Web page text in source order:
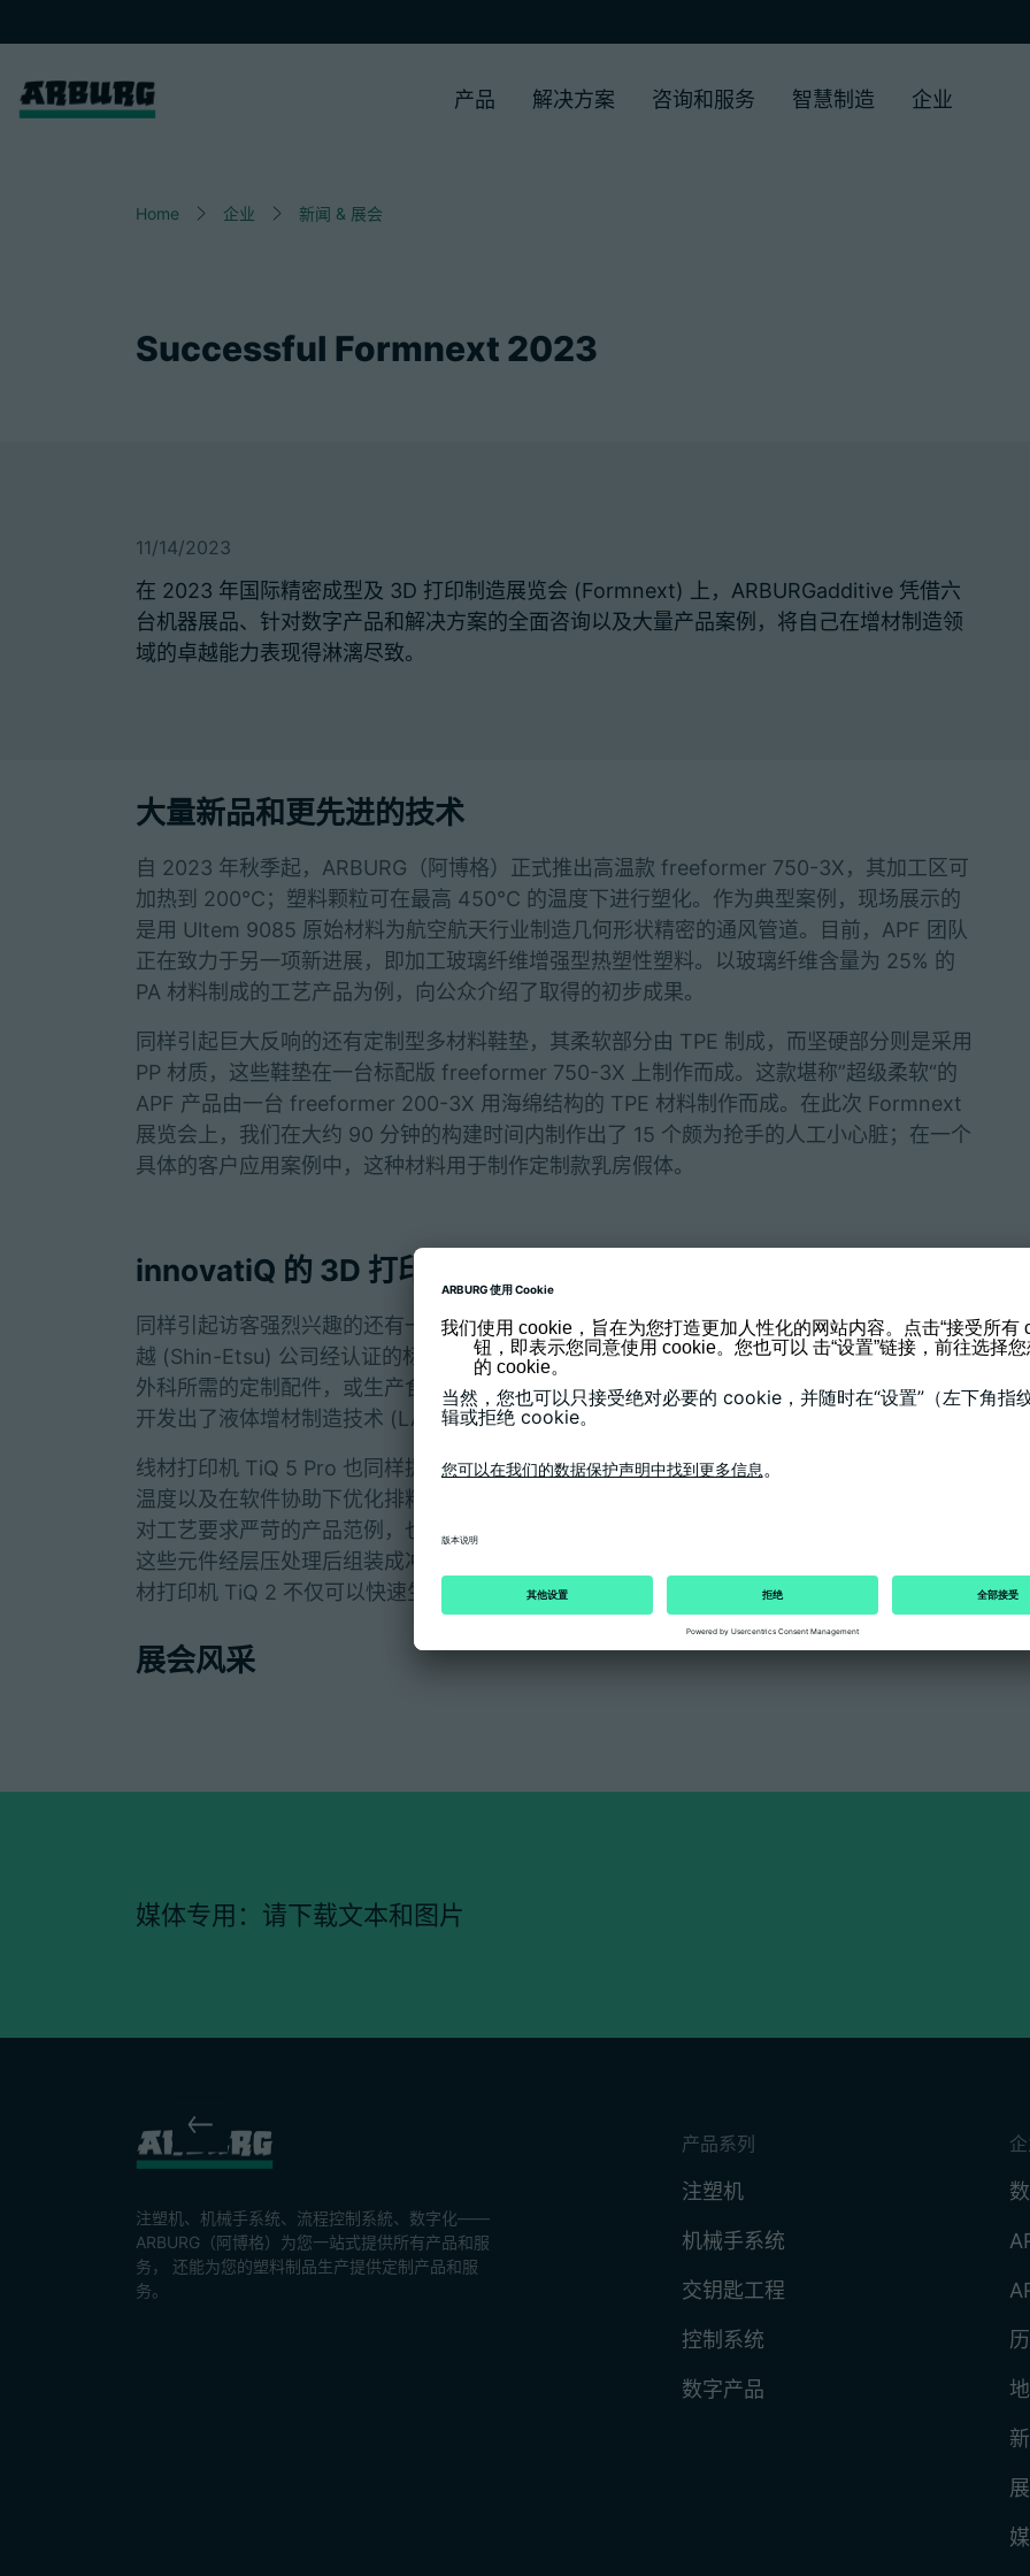
产品 解决方案 咨询和服务 智慧制造 企业
Home 企业 新闻 & 展会
Successful Formnext 2023
11/14/2023
在 2023 年国际精密成型及 3D 打印制造展览会 (Formnext) 上，ARBURGadditive 凭借六
台机器展品、针对数字产品和解决方案的全面咨询以及大量产品案例，将自己在增材制造领
域的卓越能力表现得淋漓尽致。
大量新品和更先进的技术
自 2023 年秋季起，ARBURG（阿博格）正式推出高温款 freeformer 750-3X，其加工区可
加热到 200℃；塑料颗粒可在最高 450℃ 的温度下进行塑化。作为典型案例，现场展示的
是用 Ultem 9085 原始材料为航空航天行业制造几何形状精密的通风管道。目前，APF 团队
正在致力于另一项新进展，即加工玻璃纤维增强型热塑性塑料。以玻璃纤维含量为 25% 的
PA 材料制成的工艺产品为例，向公众介绍了取得的初步成果。
同样引起巨大反响的还有定制型多材料鞋垫，其柔软部分由 TPE 制成，而坚硬部分则是采用
PP 材质，这些鞋垫在一台标配版 freeformer 750-3X 上制作而成。这款堪称”超级柔软“的
APF 产品由一台 freeformer 200-3X 用海绵结构的 TPE 材料制作而成。在此次 Formnext
展览会上，我们在大约 90 分钟的构建时间内制作出了 15 个颇为抢手的人工小心脏；在一个
具体的客户应用案例中，这种材料用于制作定制款乳房假体。
innovatiQ 的 3D 打印机完善了种类齐全的产品体系
同样引起访客强烈兴趣的还有一项液态硅橡胶应用：一台 3D 打印机 LiQ 5 首次加工日本信
越 (Shin-Etsu) 公司经认证的标准 LSR KEG-2003H-50A/B 材料，这种材料可用于生产矫形
外科所需的定制配件，或生产食品行业所需的各类产品。另外，innovatiQ 还专为这种材料
开发出了液体增材制造技术 (LAM)，将使用一种全新的切片机软件。
线材打印机 TiQ 5 Pro 也同样提供了新的功能，比如：集成式材料烘干、主动调节加工区的
温度以及在软件协助下优化排料，因此现在还能可靠地重复加工 PC 材料。“高速冲浪板”是
对工艺要求严苛的产品范例，也是真正意义上的吸睛点，它由单个碳纤维增强型元件组成，
这些元件经层压处理后组装成冲浪板成品。除此之外，作为增材制造的实惠款入门机型，线
材打印机 TiQ 2 不仅可以快速生产机械手夹具和生产装备，同时还能有效控制成本。
展会风采
媒体专用：请下载文本和图片
注塑机、机械手系统、流程控制系統、数字化——
ARBURG（阿博格）为您一站式提供所有产品和服
务， 还能为您的塑料制品生产提供定制产品和服
务。
产品系列
注塑机
机械手系统
交钥匙工程
控制系统
数字产品